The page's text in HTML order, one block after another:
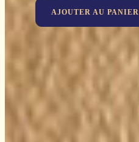
AJOUTER AU PANIER